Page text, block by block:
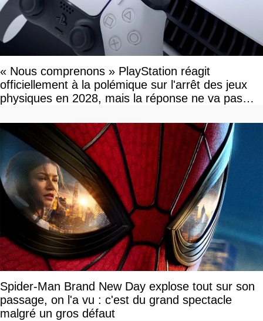
« Nous comprenons » PlayStation réagit
officiellement à la polémique sur l'arrêt des jeux
physiques en 2028, mais la réponse ne va pas
Spider-Man Brand New Day explose tout sur son
passage, on l'a vu : c'est du grand spectacle
malgré un gros défaut